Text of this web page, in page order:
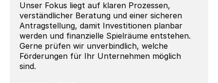
Unser Fokus liegt auf klaren Prozessen,
verständlicher Beratung und einer sicheren
Antragstellung, damit Investitionen planbar
werden und finanzielle Spielräume entstehen.
Gerne prüfen wir unverbindlich, welche
Förderungen für Ihr Unternehmen möglich
sind.